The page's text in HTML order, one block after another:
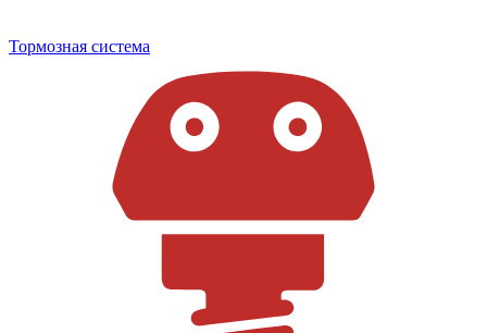
Тормозная система